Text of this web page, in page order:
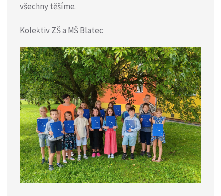
všechny těšíme.
Kolektiv ZŠ a MŠ Blatec